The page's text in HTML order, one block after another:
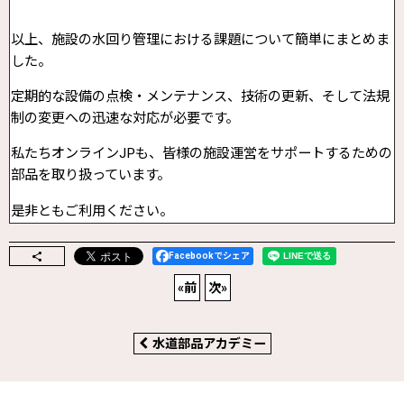
以上、施設の水回り管理における課題について簡単にまとめま
した。
定期的な設備の点検・メンテナンス、技術の更新、そして法規
制の変更への迅速な対応が必要です。
私たちオンラインJPも、皆様の施設運営をサポートするための
部品を取り扱っています。
是非ともご利用ください。
Facebookでシェア
«前 次»
水道部品アカデミー